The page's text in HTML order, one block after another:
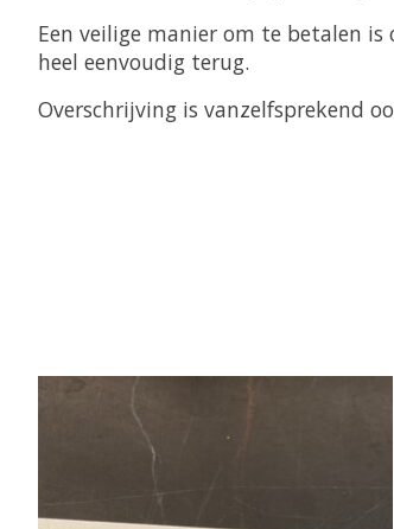
Een veilige manier om te betalen
heel eenvoudig terug.
Overschrijving is vanzelfsprekend
Items van productcarrousel